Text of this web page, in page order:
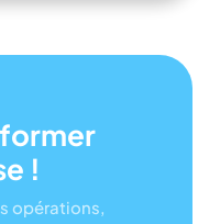
!
opérations,
conformité.